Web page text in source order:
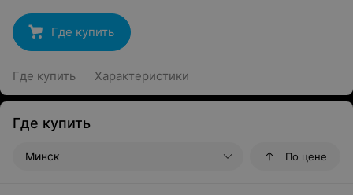
Где купить
Где купить Характеристики
Где купить
Минск По цене